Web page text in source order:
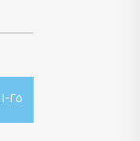
٢٥-١١-٢٠١٢